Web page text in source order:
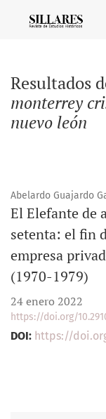
Resultados
monterrey
nuevo león
Abelardo Guajardo
El Elefante de
setenta: el fin
empresa
(1970-1979)
24 enero 2022
https://doi.org/
DOI: https://